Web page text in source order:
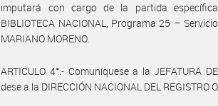
imputará con cargo de la partida
BIBLIOTECA NACIONAL, Programa 25 –
MARIANO MORENO.
ARTICULO 4°.- Comuníquese a la JEFATURA
dese a la DIRECCIÓN NACIONAL DEL REGISTRO